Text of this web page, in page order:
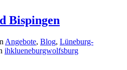
Bispingen
Angebote, Blog, Lüneburg-
ihklueneburgwolfsburg